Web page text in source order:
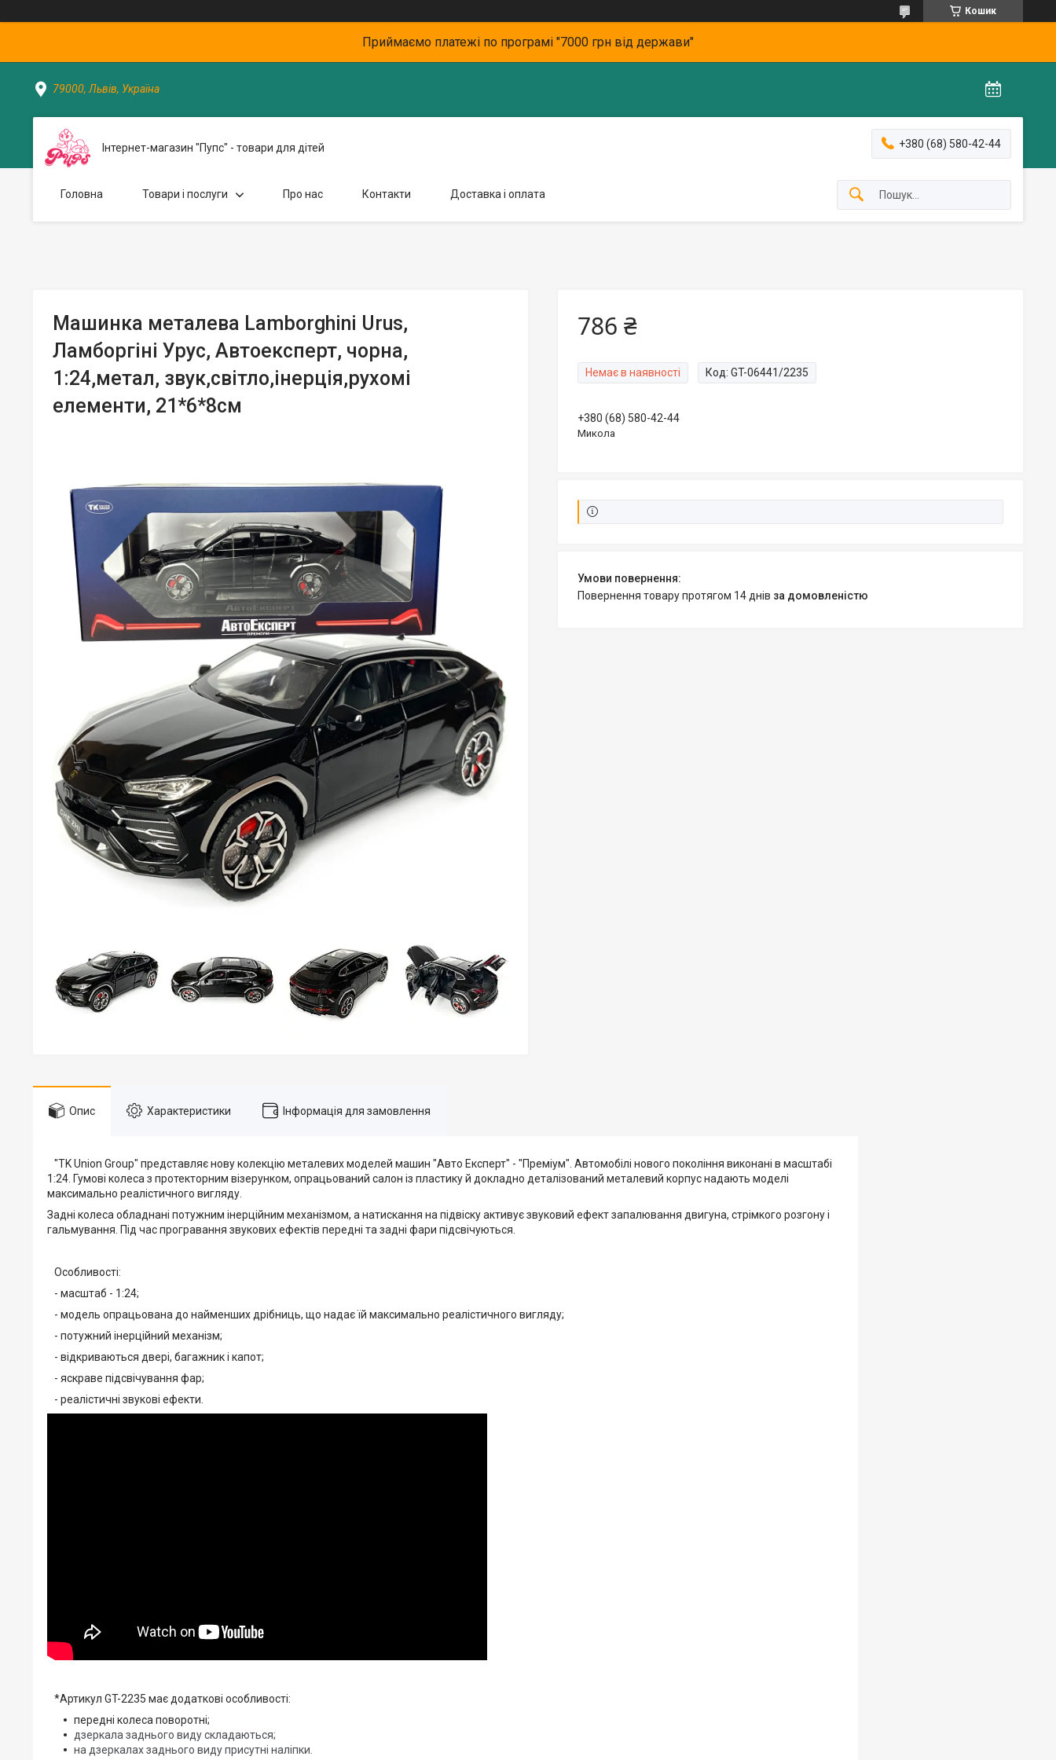
Кошик
Приймаємо платежі по програмі "7000 грн від держави"
79000, Львів, Україна
Інтернет-магазин "Пупс" - товари для дітей +380 (68) 580-42-44
Головна Товари і послуги Про нас Контакти Доставка і оплата
Машинка металева Lamborghini Urus,
Ламборгіні Урус, Автоексперт, чорна,
1:24,метал, звук,світло,інерція,рухомі
елементи, 21*6*8см
786 ₴
Немає в наявності Код: GT-06441/2235
+380 (68) 580-42-44
Микола
повернення товару протягом 14 днів за домовленістю
Опис Характеристики Інформація для замовлення
"TK Union Group" представляє нову колекцію металевих моделей машин "Авто Експерт" - "Преміум". Автомобілі нового покоління виконані в масштабі
1:24. Гумові колеса з протекторним візерунком, опрацьований салон із пластику й докладно деталізований металевий корпус надають моделі
максимально реалістичного вигляду.
Задні колеса обладнані потужним інерційним механізмом, а натискання на підвіску активує звуковий ефект запалювання двигуна, стрімкого розгону і
гальмування. Під час програвання звукових ефектів передні та задні фари підсвічуються.
Особливості:
- масштаб - 1:24;
- модель опрацьована до найменших дрібниць, що надає їй максимально реалістичного вигляду;
- потужний інерційний механізм;
- відкриваються двері, багажник і капот;
- яскраве підсвічування фар;
- реалістичні звукові ефекти.
*Артикул GT-2235 має додаткові особливості:
передні колеса поворотні;
дзеркала заднього виду складаються;
на дзеркалах заднього виду присутні наліпки.